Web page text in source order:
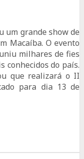
um grande show de
Macaíba. O evento
milhares de fies
conhecidos do país.
que realizará o II
para dia 13 de